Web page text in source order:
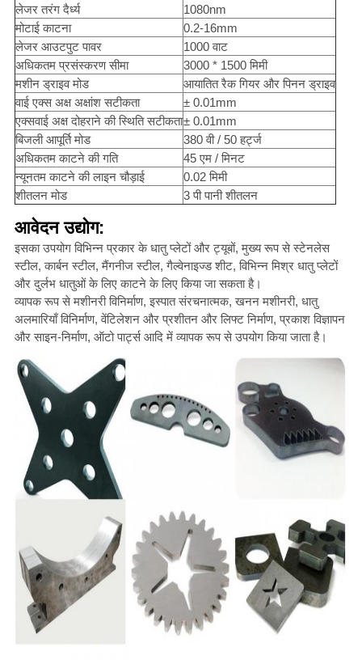
लेजर तरंग दैर्ध्य
1080nm
मोटाई काटना
0.2-16mm
लेजर आउटपुट पावर
1000 वाट
अधिकतम प्रसंस्करण सीमा
3000 * 1500 मिमी
मशीन ड्राइव मोड
आयातित रैक गियर और पिनन ड्राइव
वाई एक्स अक्ष अक्षांश सटीकता
± 0.01mm
एक्सवाई अक्ष दोहराने की स्थिति सटीकता± 0.01mm
बिजली आपूर्ति मोड
380 वी / 50 हर्ट्ज
अधिकतम काटने की गति
45 एम / मिनट
न्यूनतम काटने की लाइन चौड़ाई
0.02 मिमी
शीतलन मोड
3 पी पानी शीतलन
आवेदन उद्योग:
इसका उपयोग विभिन्न प्रकार के धातु प्लेटों और ट्यूबों, मुख्य रूप से स्टेनलेस
स्टील, कार्बन स्टील, मैंगनीज स्टील, गैल्वेनाइज्ड शीट, विभिन्न मिश्र धातु प्लेटों
और दुर्लभ धातुओं के लिए काटने के लिए किया जा सकता है।
व्यापक रूप से मशीनरी विनिर्माण, इस्पात संरचनात्मक, खनन मशीनरी, धातु
अलमारियाँ विनिर्माण, वेंटिलेशन और प्रशीतन और लिफ्ट निर्माण, प्रकाश विज्ञापन
और साइन-निर्माण, ऑटो पार्ट्स आदि में व्यापक रूप से उपयोग किया जाता है।